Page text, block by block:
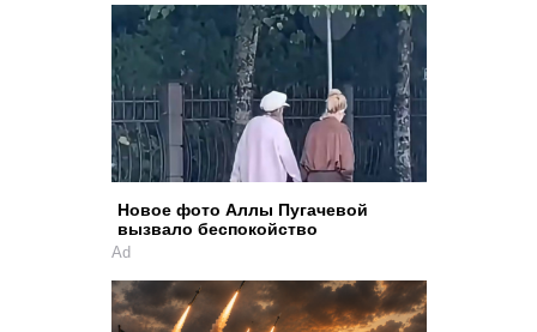
Новое фото Аллы Пугачевой
вызвало беспокойство
Ad